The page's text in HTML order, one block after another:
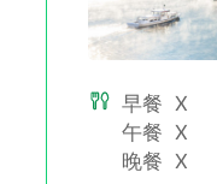
🎁 凡一年內新婚或出發
📌 請提供結婚登記證明
📦 贈禮將於出發前寄出
福回憶！👰🤵
早餐 X
午餐 X
晚餐 X